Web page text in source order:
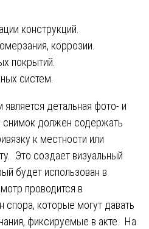
конструкций.
коррозии.
покрытий.
систем.
детальная фото- и
должен содержать
к местности или
Это создает визуальный
будет использован в
проводится в
спора, которые могут давать
фиксируемые в акте. На